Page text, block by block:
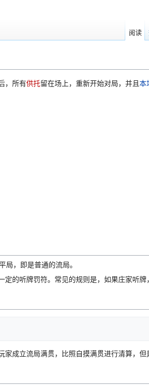
，所有供托留在场上，重新开始对局，并且本
局，即是普通的流局。
定的听牌罚符。常见的规则是，如果庄家听牌
家成立流局满贯，比照自摸满贯进行清算，
阅读